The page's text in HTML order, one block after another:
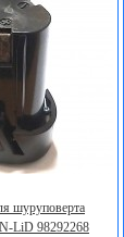
шуруповерта
LiD 98292268